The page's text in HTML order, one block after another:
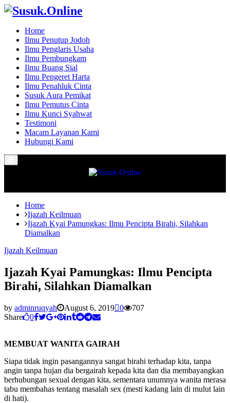
Home
Ilmu Penutup Jodoh
Ilmu Penglaris Usaha
Ilmu Pembungkam
Ilmu Buang Sial
Ilmu Pengeret Harta
Ilmu Penahluk Cinta
Susuk Aura Pemikat
Ilmu Pemutus Cinta
Ilmu Kunci Syahwat
Testimoni
Macam Layanan Kami
Hubungi Kami
Menu
Home
Ijazah Keilmuan
Ijazah Kyai Pamungkas: Ilmu Pencipta Birahi, Silahkan
Diamalkan
Ijazah Keilmuan
Ijazah Kyai Pamungkas: Ilmu Pencipta
Birahi, Silahkan Diamalkan
by adminruqyah August 6, 2019 0
707
Share
0
MEMBUAT WANITA GAIRAH
Siapa tidak ingin pasangannya sangat birahi terhadap kita, tanpa
angin tanpa hujan dia bergairah kepada kita dan dia membayangkan
berhubungan sexual dengan kita, sementara unumnya wanita merasa
tabu membahas tentang masalah sex (mesti kadang lain di mulut lain
di hati).